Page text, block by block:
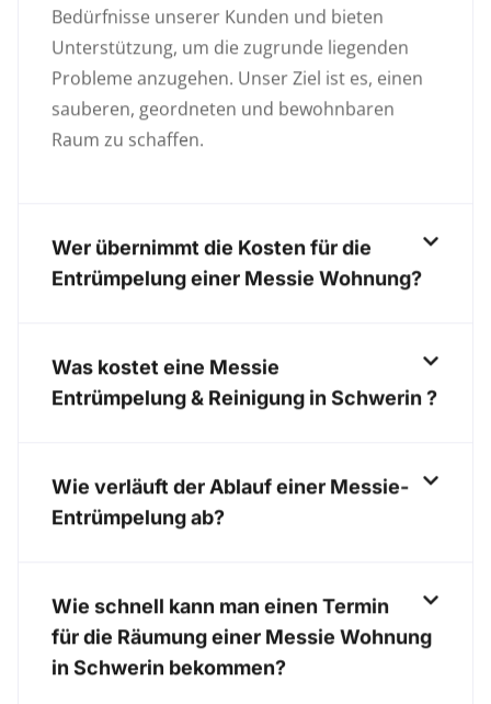
Bedürfnisse unserer Kunden und bieten
Unterstützung, um die zugrunde liegenden
Probleme anzugehen. Unser Ziel ist es, einen
sauberen, geordneten und bewohnbaren
Raum zu schaffen.
Wer übernimmt die Kosten für die
Entrümpelung einer Messie Wohnung?
Was kostet eine Messie
Entrümpelung & Reinigung in Schwerin ?
Wie verläuft der Ablauf einer Messie-
Entrümpelung ab?
Wie schnell kann man einen Termin
für die Räumung einer Messie Wohnung
in Schwerin bekommen?